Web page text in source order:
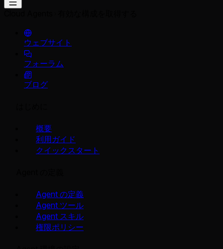
ウェブサイト
フォーラム
ブログ
概要
利用ガイド
クイックスタート
Agent の定義
Agent ツール
Agent スキル
権限ポリシー